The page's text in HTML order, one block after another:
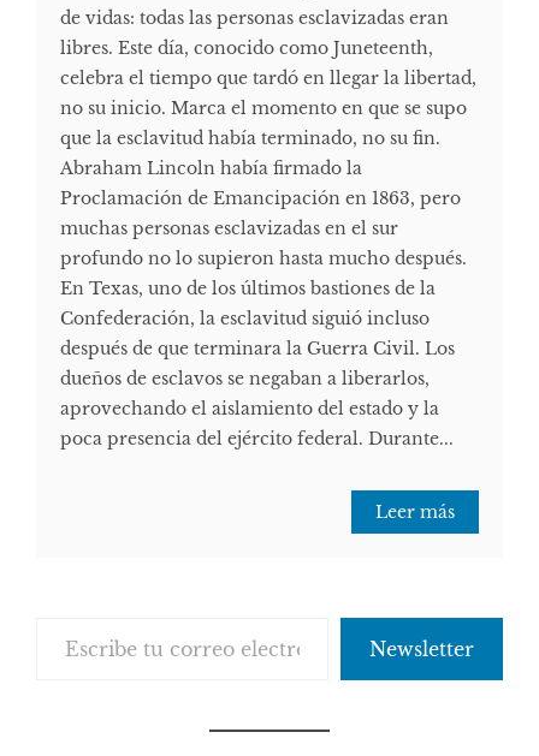
de vidas: todas las personas esclavizadas eran
libres. Este día, conocido como Juneteenth,
celebra el tiempo que tardó en llegar la libertad,
no su inicio. Marca el momento en que se supo
que la esclavitud había terminado, no su fin.
Abraham Lincoln había firmado la
Proclamación de Emancipación en 1863, pero
muchas personas esclavizadas en el sur
profundo no lo supieron hasta mucho después.
En Texas, uno de los últimos bastiones de la
Confederación, la esclavitud siguió incluso
después de que terminara la Guerra Civil. Los
dueños de esclavos se negaban a liberarlos,
aprovechando el aislamiento del estado y la
poca presencia del ejército federal. Durante...
Leer más
Newsletter